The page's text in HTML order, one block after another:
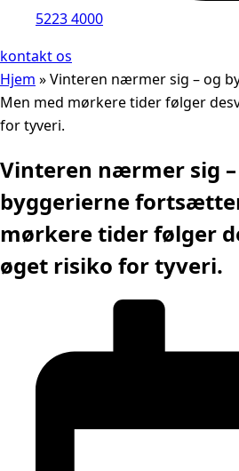
5223 4000
kontakt os
Hjem »Vinteren nærmer sig – og
Men med mørkere tider følger
for tyveri.
Vinteren nærmer sig
byggerierne
mørkere tider følger
øget risiko for tyveri.